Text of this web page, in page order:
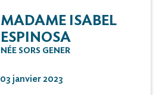
MADAME ISABEL
ESPINOSA
NÉE SORS GENER
03 janvier 2023